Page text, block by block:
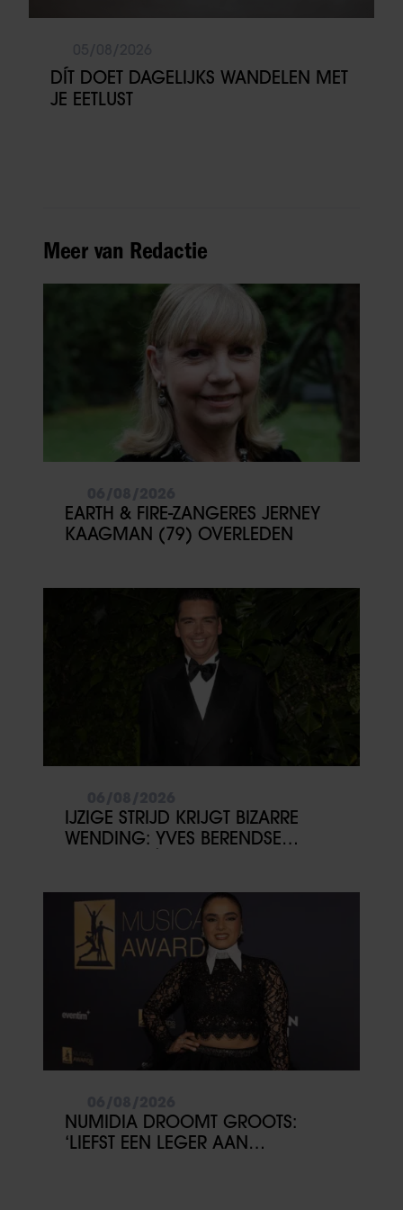
DÍT DOET DAGELIJKS WANDELEN MET
JE EETLUST
Meer van Redactie
EARTH & FIRE-ZANGERES JERNEY
KAAGMAN (79) OVERLEDEN
IJZIGE STRIJD KRIJGT BIZARRE
WENDING: YVES BERENDSE
NUMIDIA DROOMT GROOTS:
‘LIEFST EEN LEGER AAN